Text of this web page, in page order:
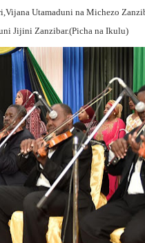
Utamaduni na Michezo
Jijini Zanzibar.(Picha na Ikulu)